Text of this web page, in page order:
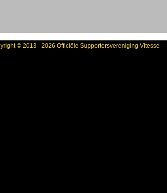
© 2013 - 2026 Officiële Supportersvereniging Vitesse